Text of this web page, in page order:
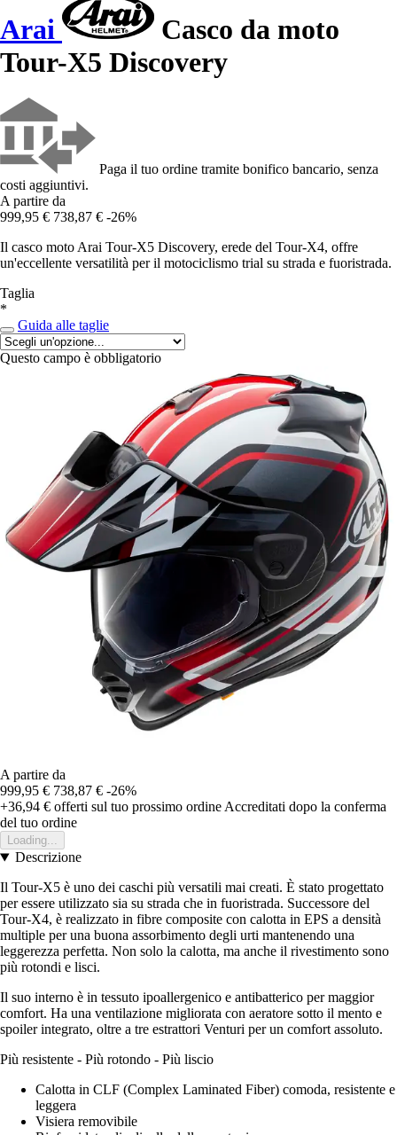
Arai
Casco da moto
Tour-X5 Discovery
Paga il tuo ordine tramite bonifico bancario, senza
costi aggiuntivi.
A partire da
999,95 € 738,87 € -26%
Il casco moto Arai Tour-X5 Discovery, erede del Tour-X4, offre
un'eccellente versatilità per il motociclismo trial su strada e fuoristrada.
Taglia
*
Guida alle taglie
Questo campo è obbligatorio
A partire da
999,95 € 738,87 € -26%
+36,94 € offerti sul tuo prossimo ordine Accreditati dopo la conferma
del tuo ordine
Loading...
Descrizione
Il Tour-X5 è uno dei caschi più versatili mai creati. È stato progettato
per essere utilizzato sia su strada che in fuoristrada. Successore del
Tour-X4, è realizzato in fibre composite con calotta in EPS a densità
multiple per una buona assorbimento degli urti mantenendo una
leggerezza perfetta. Non solo la calotta, ma anche il rivestimento sono
più rotondi e lisci.
Il suo interno è in tessuto ipoallergenico e antibatterico per maggior
comfort. Ha una ventilazione migliorata con aeratore sotto il mento e
spoiler integrato, oltre a tre estrattori Venturi per un comfort assoluto.
Più resistente - Più rotondo - Più liscio
Calotta in CLF (Complex Laminated Fiber) comoda, resistente e
leggera
Visiera removibile